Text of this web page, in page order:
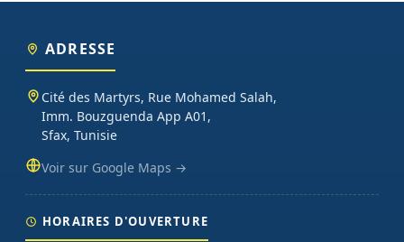
ADRESSE
Cité des Martyrs, Rue Mohamed Salah,
Imm. Bouzguenda App A01,
Sfax, Tunisie
Voir sur Google Maps →
HORAIRES D'OUVERTURE